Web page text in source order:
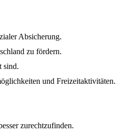
Absicherung.
zu fördern.
sind.
und Freizeitaktivitäten.
zurechtzufinden.